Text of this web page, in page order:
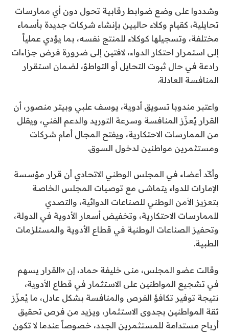
وشددوا على وضع ضوابط رقابية تحول دون أي ممارسات
تحايلية، كقيام وكلاء حاليين بإنشاء شركات جديدة بأسماء
مختلفة، وتسجيلها كوكلاء للمنتج نفسه، بما يؤدي عملياً
إلى استمرار احتكار الدواء، لافتين إلى ضرورة فرض جزاءات
رادعة في حال ثبوت التحايل أو التواطؤ، لضمان استقرار
المنافسة العادلة.
واعتبر مندوبا تسويق أدوية، يوسف علبي وبيتر منصور، أن
القرار يُعزّز المنافسة وسرعة التوريد والدعم الفني، ويقلل
من الممارسات الاحتكارية، ويفتح المجال أمام شركات
ومستثمرين مواطنين لدخول السوق.
وأكّد أعضاء في المجلس الوطني الاتحادي أن قرار مؤسسة
الإمارات للدواء يتماشى مع توصيات المجلس الخاصة
بتعزيز الأمن الوطني للصناعات الدوائية، والتصدي
للممارسات الاحتكارية، وتخفيض أسعار الأدوية في الدولة،
وتحفيز الصناعات الوطنية في قطاع الأدوية والمستلزمات
الطبية.
وقالت عضو المجلس، منى خليفة حماد، إن «القرار يسهم
في تشجيع المواطنين على الاستثمار في قطاع الأدوية،
نتيجة توفير تكافؤ الفرص والمنافسة بشكل عادل، ما يُعزّز
ثقة المواطنين بجدوى الاستثمار، ويزيد من فرص تحقيق
أرباح مستدامة للمستثمرين الجدد، خصوصاً عندما لا تكون